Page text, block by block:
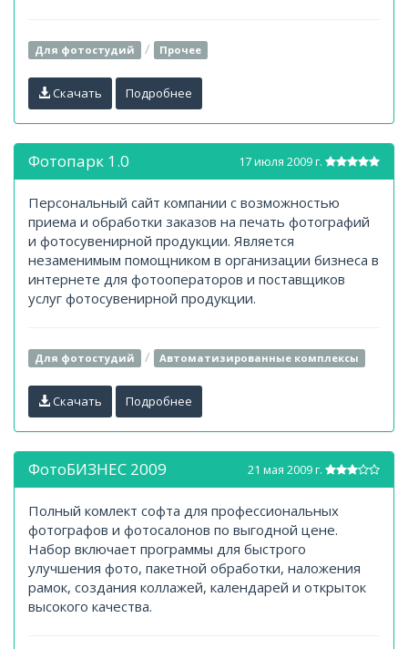
Для фотостудий / Прочее
Скачать Подробнее
17 июля 2009 г.
Фотопарк 1.0
Персональный сайт компании с возможностью
приема и обработки заказов на печать фотографий
и фотосувенирной продукции. Является
незаменимым помощником в организации бизнеса в
интернете для фотооператоров и поставщиков
услуг фотосувенирной продукции.
Для фотостудий / Автоматизированные комплексы
Скачать Подробнее
21 мая 2009 г.
ФотоБИЗНЕС 2009
Полный комлект софта для профессиональных
фотографов и фотосалонов по выгодной цене.
Набор включает программы для быстрого
улучшения фото, пакетной обработки, наложения
рамок, создания коллажей, календарей и открыток
высокого качества.